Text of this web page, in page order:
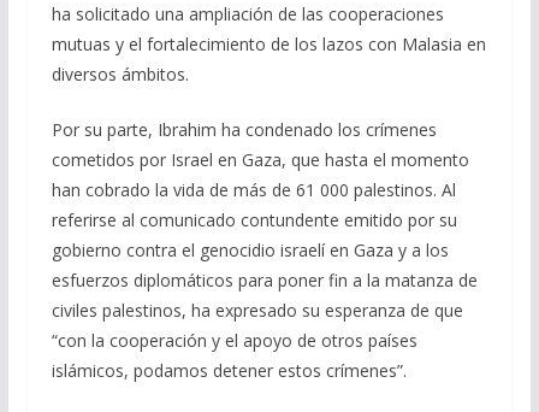
ha solicitado una ampliación de las cooperaciones
mutuas y el fortalecimiento de los lazos con Malasia en
diversos ámbitos.
Por su parte, Ibrahim ha condenado los crímenes
cometidos por Israel en Gaza, que hasta el momento
han cobrado la vida de más de 61 000 palestinos. Al
referirse al comunicado contundente emitido por su
gobierno contra el genocidio israelí en Gaza y a los
esfuerzos diplomáticos para poner fin a la matanza de
civiles palestinos, ha expresado su esperanza de que
“con la cooperación y el apoyo de otros países
islámicos, podamos detener estos crímenes”.